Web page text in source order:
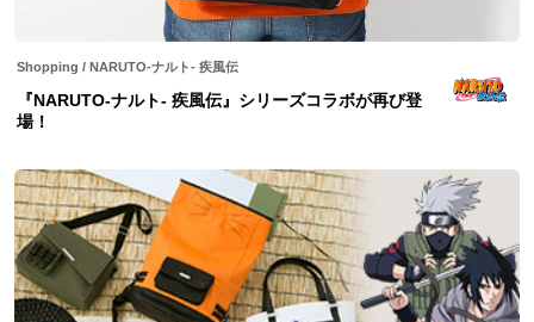
Shopping / NARUTO-ナルト- 疾風伝
『NARUTO-ナルト- 疾風伝』シリーズコラボが再び登
場！